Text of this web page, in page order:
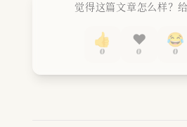
觉得这篇文章怎么样？
👍
0
❤️
0
😂
0